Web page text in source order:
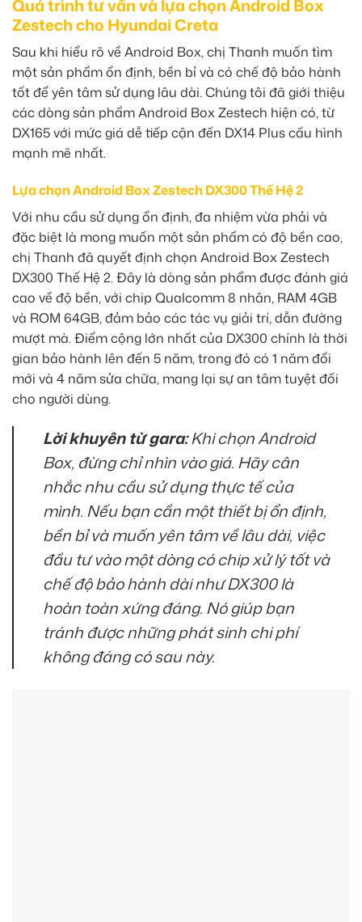
Quá trình tư vấn và lựa chọn Android Box
Zestech cho Hyundai Creta
Sau khi hiểu rõ về Android Box, chị Thanh muốn tìm
một sản phẩm ổn định, bền bỉ và có chế độ bảo hành
tốt để yên tâm sử dụng lâu dài. Chúng tôi đã giới thiệu
các dòng sản phẩm Android Box Zestech hiện có, từ
DX165 với mức giá dễ tiếp cận đến DX14 Plus cấu hình
mạnh mẽ nhất.
Lựa chọn Android Box Zestech DX300 Thế Hệ 2
Với nhu cầu sử dụng ổn định, đa nhiệm vừa phải và
đặc biệt là mong muốn một sản phẩm có độ bền cao,
chị Thanh đã quyết định chọn Android Box Zestech
DX300 Thế Hệ 2. Đây là dòng sản phẩm được đánh giá
cao về độ bền, với chip Qualcomm 8 nhân, RAM 4GB
và ROM 64GB, đảm bảo các tác vụ giải trí, dẫn đường
mượt mà. Điểm cộng lớn nhất của DX300 chính là thời
gian bảo hành lên đến 5 năm, trong đó có 1 năm đổi
mới và 4 năm sửa chữa, mang lại sự an tâm tuyệt đối
cho người dùng.
Lời khuyên từ gara:Khi chọn Android
Box, đừng chỉ nhìn vào giá. Hãy cân
nhắc nhu cầu sử dụng thực tế của
mình. Nếu bạn cần một thiết bị ổn định,
bền bỉ và muốn yên tâm về lâu dài, việc
đầu tư vào một dòng có chip xử lý tốt và
chế độ bảo hành dài như DX300 là
hoàn toàn xứng đáng. Nó giúp bạn
tránh được những phát sinh chi phí
không đáng có sau này.